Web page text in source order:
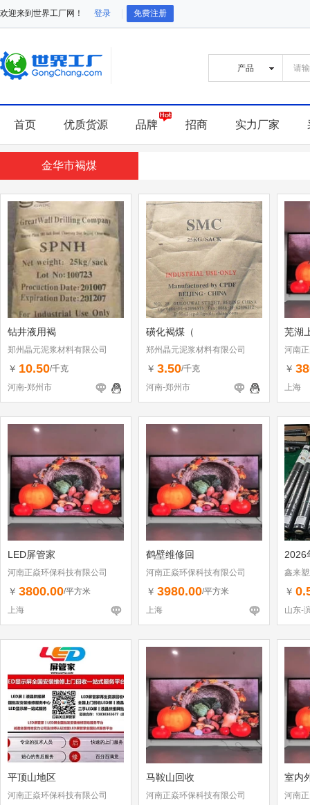
欢迎来到世界工厂网！ 登录 免费注册
首页 优质货源 品牌 招商 实力厂家
金华市褐煤
钻井液用褐
郑州晶元泥浆材料有限公司
￥ 10.50/千克
河南-郑州市
磺化褐煤（
郑州晶元泥浆材料有限公司
￥ 3.50/千克
河南-郑州市
芜湖
河南
￥
上海
LED屏管家
河南正焱环保科技有限公司
￥ 3800.00/平方米
上海
鹤壁维修回
河南正焱环保科技有限公司
￥ 3980.00/平方米
上海
2026
鑫来
￥
山东-
平顶山地区
河南正焱环保科技有限公司
马鞍山回收
河南正焱环保科技有限公司
室内
河南